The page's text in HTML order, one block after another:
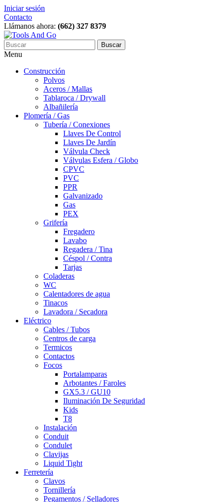
Iniciar sesión
Contacto
Llámanos ahora: (662) 327 8379
Buscar
Menu
Construcción
Polvos
Aceros / Mallas
Tablaroca / Drywall
Albañilería
Plomería / Gas
Tubería / Conexiones
Llaves De Control
Llaves De Jardín
Válvula Check
Válvulas Esfera / Globo
CPVC
PVC
PPR
Galvanizado
Gas
PEX
Grifería
Fregadero
Lavabo
Regadera / Tina
Céspol / Contra
Tarjas
Coladeras
WC
Calentadores de agua
Tinacos
Lavadora / Secadora
Eléctrico
Cables / Tubos
Centros de carga
Termicos
Contactos
Focos
Portalamparas
Arbotantes / Faroles
GX5.3 / GU10
Iluminación De Seguridad
Kids
T8
Instalación
Conduit
Condulet
Clavijas
Liquid Tight
Ferretería
Clavos
Tornillería
Pegamentos / Selladores